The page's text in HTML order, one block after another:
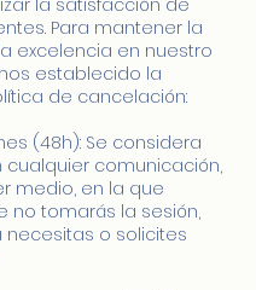
la satisfacción de
Para mantener la
excelencia en nuestro
establecido la
de cancelación:
(48h): Se considera
cualquier comunicación,
medio, en la que
no tomarás la sesión,
necesitas o solicites